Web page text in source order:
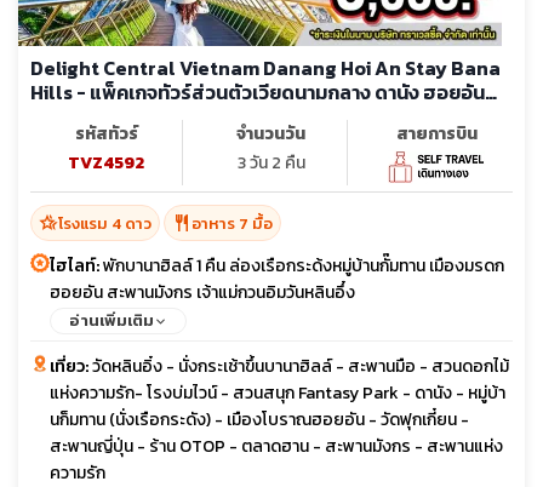
Delight Central Vietnam Danang Hoi An Stay Bana
Hills - แพ็คเกจทัวร์ส่วนตัวเวียดนามกลาง ดานัง ฮอยอัน
รหัสทัวร์
TVZ4592
จำนวนวัน
3 วัน 2 คืน
สายการบิน
hotel_classโรงแรม 4 ดาว restaurant อาหาร 7 มื้อ
ไฮไลท์:พักบานาฮิลล์ 1 คืน ล่องเรือกระด้งหมู่บ้านกั๊มทาน เมืองมรดก
ฮอยอัน สะพานมังกร เจ้าแม่กวนอิมวันหลินอึ๋ง
อ่านเพิ่มเติม
เที่ยว:วัดหลินอิ๋ง - นั่งกระเช้าขึ้นบานาฮิลล์ - สะพานมือ - สวนดอกไม้
แห่งความรัก- โรงบ่มไวน์ - สวนสนุก Fantasy Park - ดานัง - หมู่บ้า
นก็มทาน (นั่งเรือกระดัง) - เมืองโบราณฮอยอัน - วัดฟุกเกี๋ยน -
สะพานญี่ปุ่น - ร้าน OTOP - ตลาดฮาน - สะพานมังกร - สะพานแห่ง
ความรัก